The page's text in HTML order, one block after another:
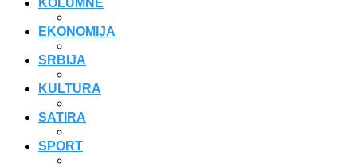
KOLUMNE
EKONOMIJA
SRBIJA
KULTURA
SATIRA
SPORT